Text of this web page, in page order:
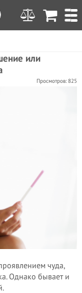
или
Просмотров: 825
чуда,
Однако бывает и